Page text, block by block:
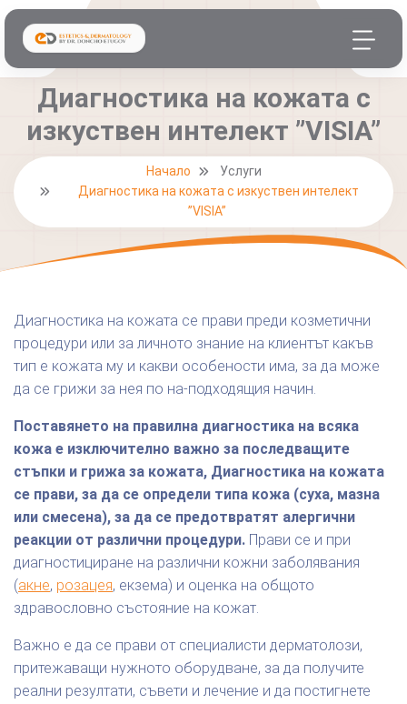
Диагностика на кожата с
изкуствен интелект ”VISIA”
Начало
Услуги
Диагностика на кожата с изкуствен интелект
”VISIA”
Диагностика на кожата се прави преди козметични
процедури или за личното знание на клиентът какъв
тип е кожата му и какви особености има, за да може
да се грижи за нея по на-подходящия начин.
Поставянето на правилна диагностика на всяка
кожа е изключително важно за последващите
стъпки и грижа за кожата, Диагностика на кожата
се прави, за да се определи типа кожа (суха, мазна
или смесена), за да се предотвратят алергични
реакции от различни процедури. Прави се и при
диагностициране на различни кожни заболявания
(акне, розацея, екзема) и оценка на общото
здравословно състояние на кожат.
Важно е да се прави от специалисти дерматолози,
притежаващи нужното оборудване, за да получите
реални резултати, съвети и лечение и да постигнете